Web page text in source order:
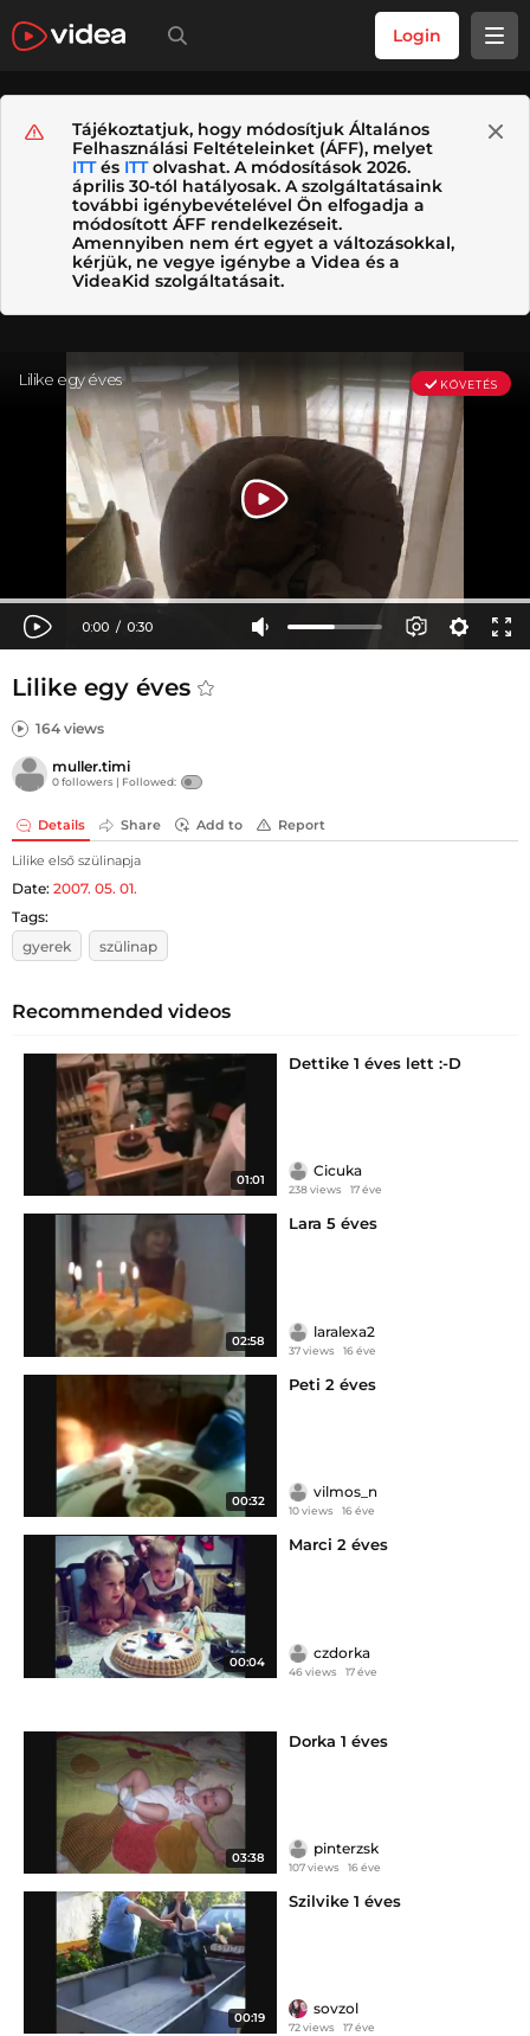
Login
Tájékoztatjuk, hogy módosítjuk Általános
Felhasználási Feltételeinket (ÁFF), melyet
ITTés ITTolvashat. A módosítások 2026.
április 30-tól hatályosak. A szolgáltatásaink
további igénybevételével Ön elfogadja a
módosított ÁFF rendelkezéseit.
Amennyiben nem ért egyet a változásokkal,
kérjük, ne vegye igénybe a Videa és a
VideaKid szolgáltatásait.
Lilike egy éves
164 views
muller.timi
0 followers | Followed:
Details Share Add to Report
Lilike első szülinapja
Date: 2007. 05. 01.
Tags:
gyerek
szülinap
Recommended videos
01:01
Dettike 1 éves lett :-D
Cicuka
238 views 17 éve
02:58
Lara 5 éves
laralexa2
37 views 16 éve
00:32
Peti 2 éves
vilmos_n
10 views 16 éve
00:04
Marci 2 éves
czdorka
46 views 17 éve
03:38
Dorka 1 éves
pinterzsk
107 views 16 éve
00:19
Szilvike 1 éves
sovzol
72 views 17 éve